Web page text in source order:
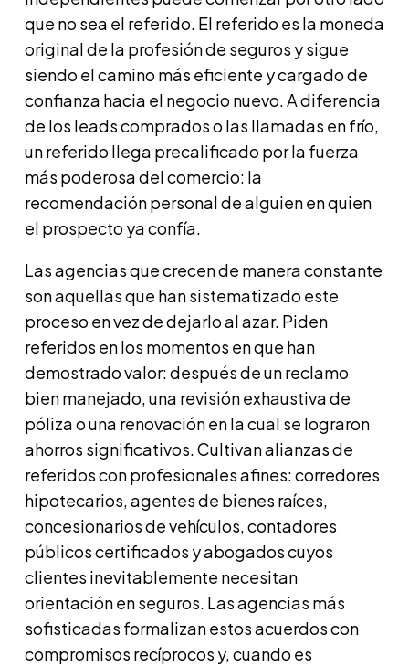
que no sea el referido. El referido es la moneda
original de la profesión de seguros y sigue
siendo el camino más eficiente y cargado de
confianza hacia el negocio nuevo. A diferencia
de los leads comprados o las llamadas en frío,
un referido llega precalificado por la fuerza
más poderosa del comercio: la
recomendación personal de alguien en quien
el prospecto ya confía.
Las agencias que crecen de manera constante
son aquellas que han sistematizado este
proceso en vez de dejarlo al azar. Piden
referidos en los momentos en que han
demostrado valor: después de un reclamo
bien manejado, una revisión exhaustiva de
póliza o una renovación en la cual se lograron
ahorros significativos. Cultivan alianzas de
referidos con profesionales afines: corredores
hipotecarios, agentes de bienes raíces,
concesionarios de vehículos, contadores
públicos certificados y abogados cuyos
clientes inevitablemente necesitan
orientación en seguros. Las agencias más
sofisticadas formalizan estos acuerdos con
compromisos recíprocos y, cuando es